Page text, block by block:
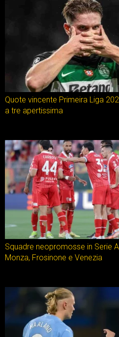
Quote vincente Primeira Liga
a tre apertissima
Squadre neopromosse in Serie
Monza, Frosinone e Venezia